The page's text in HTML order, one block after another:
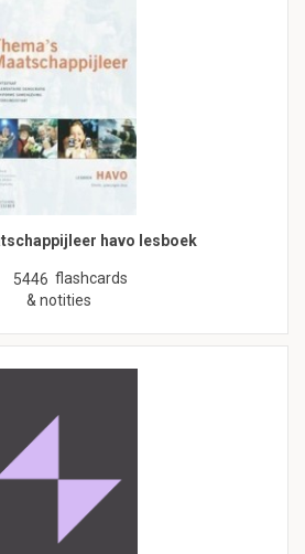
havo lesboek
5446 flashcards
& notities